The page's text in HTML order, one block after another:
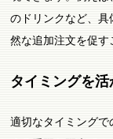
のドリンクなど、
然な追加注文を促す
タイミングを
適切なタイミング